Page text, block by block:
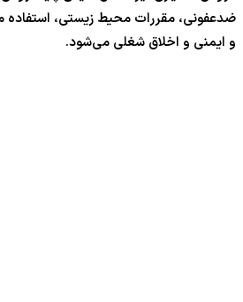
ضدعفونی، مقررات محیط زیستی، استفاده
و ایمنی و اخلاق شغلی می‌شود.